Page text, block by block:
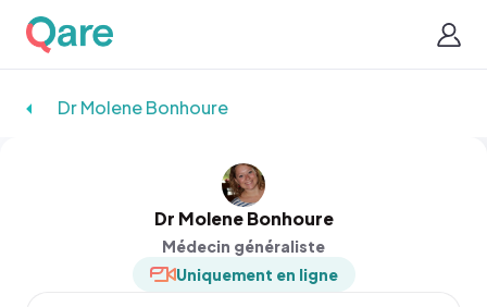
Dr Molene Bonhoure
Dr Molene Bonhoure
Médecin généraliste
Uniquement en ligne